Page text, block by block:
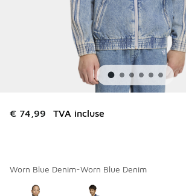
€ 74,99 TVA incluse
Worn Blue Denim-Worn Blue Denim
Page 1 sur 1 affichant 1 à 2 des 2
Merci de sélectionner un style